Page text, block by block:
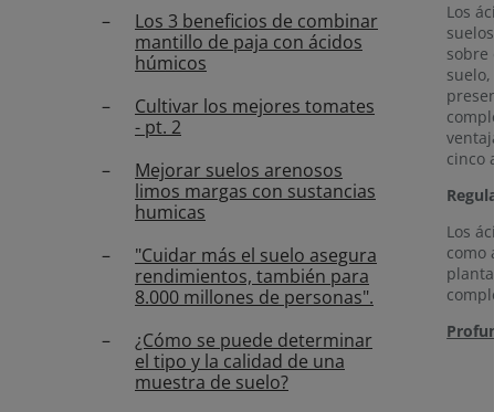
Los 3 beneficios de combinar
mantillo de paja con ácidos
húmicos
Cultivar los mejores tomates
- pt. 2
Mejorar suelos arenosos
limos margas con sustancias
humicas
"Cuidar más el suelo asegura
rendimientos, también para
8.000 millones de personas".
¿Cómo se puede determinar
el tipo y la calidad de una
muestra de suelo?
Los
sobre
cinco
Los
como